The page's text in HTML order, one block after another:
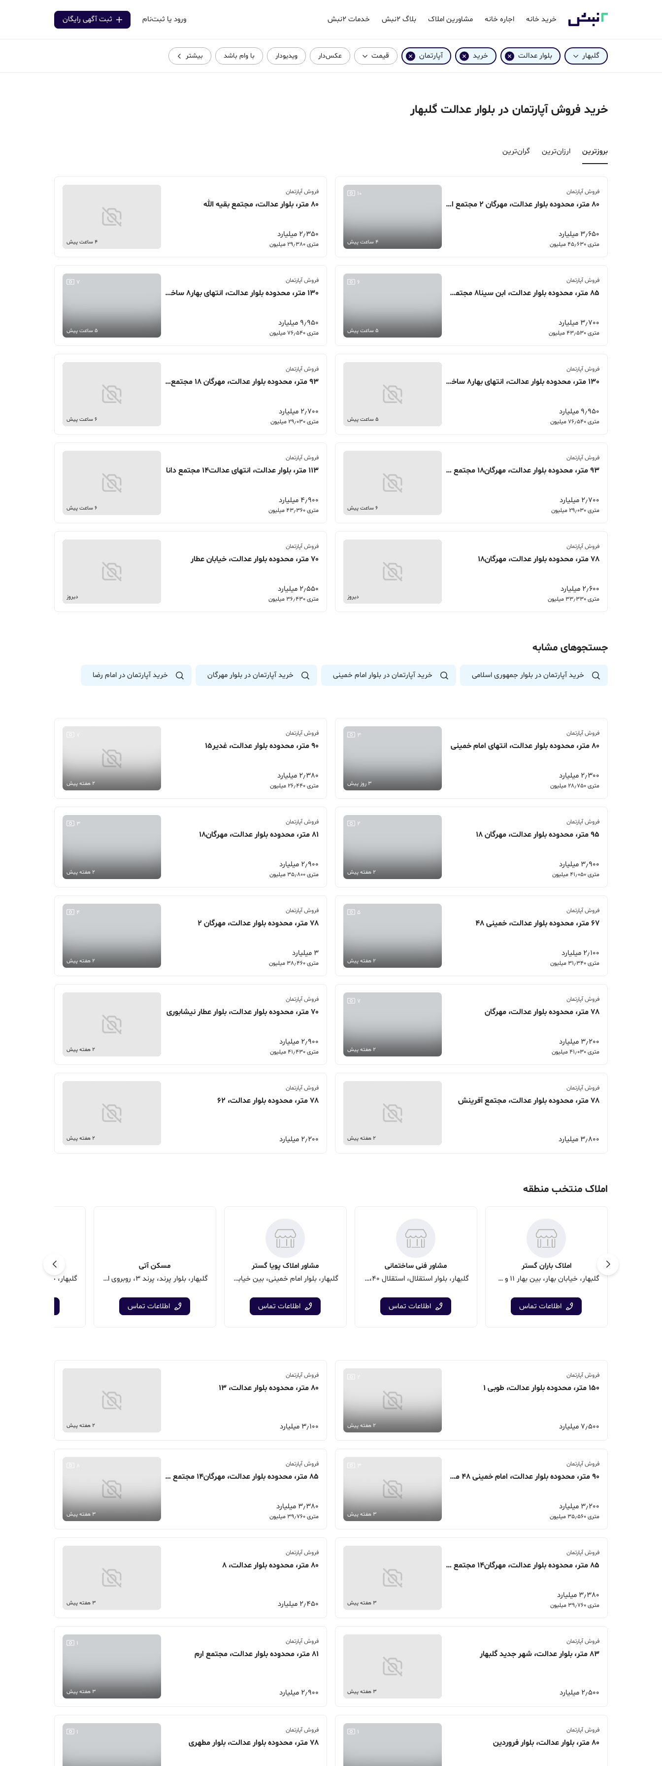
خرید خانه اجاره خانه مشاورین املاک بلاگ ۲نبش خدمات ۲نبش ورود یا ثبت‌نام ثبت آگهی رایگان
گلبهار بلوار عدالت خرید آپارتمان قیمت عکس‌دار ویدیودار با وام باشد بیشتر
خرید فروش آپارتمان در بلوار عدالت گلبهار
بروزترین‌ ارزان‌ترین گران‌ترین
فروش آپارتمان
80 متر، محدوده بلوار عدالت، مهرگان 2 مجتمع افتاب
3٫650 میلیارد
متری 45٫630 میلیون
10
4 ساعت پیش
فروش آپارتمان
80 متر، بلوار عدالت، مجتمع بقیه الله
2٫350 میلیارد
متری 29٫380 میلیون 4 ساعت پیش
فروش آپارتمان
85 متر، محدوده بلوار عدالت، ابن سینا8 مجتمع بهشت
3٫700 میلیارد
متری 43٫530 میلیون
6
5 ساعت پیش
فروش آپارتمان
130 متر، محدوده بلوار عدالت، انتهای بهار8 ساختمان کرامت
9٫950 میلیارد
متری 76٫540 میلیون
7
5 ساعت پیش
فروش آپارتمان
130 متر، محدوده بلوار عدالت، انتهای بهار8 ساختمان کرامت
9٫950 میلیارد
متری 76٫540 میلیون 5 ساعت پیش
فروش آپارتمان
93 متر، محدوده بلوار عدالت، مهرگان 18 مجتمع باران
2٫700 میلیارد
متری 29٫030 میلیون 6 ساعت پیش
فروش آپارتمان
93 متر، محدوده بلوار عدالت، مهرگان18 مجتمع باران
2٫700 میلیارد
متری 29٫030 میلیون 6 ساعت پیش
فروش آپارتمان
113 متر، بلوار عدالت، انتهای عدالت14 مجتمع دانا
4٫900 میلیارد
متری 43٫360 میلیون 6 ساعت پیش
فروش آپارتمان
78 متر، محدوده بلوار عدالت، مهرگان18
2٫600 میلیارد
متری 33٫330 میلیون دیروز
فروش آپارتمان
70 متر، محدوده بلوار عدالت، خیابان عطار
2٫550 میلیارد
متری 36٫430 میلیون دیروز
جستجوهای مشابه
خرید آپارتمان در بلوار جمهوری اسلامی خرید آپارتمان در بلوار امام خمینی خرید آپارتمان در بلوار مهرگان خرید آپارتمان در امام رضا
فروش آپارتمان
80 متر، محدوده بلوار عدالت، انتهای امام خمینی
2٫300 میلیارد
متری 28٫750 میلیون
3
3 روز پیش
فروش آپارتمان
90 متر، محدوده بلوار عدالت، غدیر15
2٫380 میلیارد
متری 26٫440 میلیون
7
2 هفته پیش
فروش آپارتمان
95 متر، محدوده بلوار عدالت، مهرگان 18
3٫900 میلیارد
متری 41٫050 میلیون
2
2 هفته پیش
فروش آپارتمان
81 متر، محدوده بلوار عدالت، مهرگان18
2٫900 میلیارد
متری 35٫800 میلیون
3
2 هفته پیش
فروش آپارتمان
67 متر، محدوده بلوار عدالت، خمینی 48
2٫100 میلیارد
متری 31٫340 میلیون
5
2 هفته پیش
فروش آپارتمان
78 متر، محدوده بلوار عدالت، مهرگان 2
3 میلیارد
متری 38٫460 میلیون
4
2 هفته پیش
فروش آپارتمان
78 متر، محدوده بلوار عدالت، مهرگان
3٫200 میلیارد
متری 41٫030 میلیون
7
2 هفته پیش
فروش آپارتمان
70 متر، محدوده بلوار عدالت، بلوار عطار نیشابوری
2٫900 میلیارد
متری 41٫430 میلیون 2 هفته پیش
فروش آپارتمان
78 متر، محدوده بلوار عدالت، مجتمع آفرینش
3٫800 میلیارد 2 هفته پیش
فروش آپارتمان
78 متر، محدوده بلوار عدالت، 62
2٫200 میلیارد 2 هفته پیش
املاک منتخب منطقه
املاک باران گستر
گلبهار، خیابان بهار، بین بهار 11 و 13، خیابان چهارباغ، پلاک 5
اطلاعات تماس
مشاور فنی ساختمانی
گلبهار، بلوار استقلال، استقلال 40، نبش شریعتی 10
اطلاعات تماس
مشاور املاک پویا گستر
گلبهار، بلوار امام خمینی، بین خیابان امام خمینی 15 و 17
اطلاعات تماس
مسکن آتی
گلبهار، بلوار پرند، پرند 3، روبروی اداره برق
اطلاعات تماس
فروش آپارتمان
150 متر، محدوده بلوار عدالت، طوبی 1
7٫500 میلیارد 2 هفته پیش
فروش آپارتمان
80 متر، محدوده بلوار عدالت، 13
3٫100 میلیارد 2 هفته پیش
فروش آپارتمان
90 متر، محدوده بلوار عدالت، امام خمینی 48 مجتمع فرهیختگان
3٫200 میلیارد
متری 35٫560 میلیون
3
3 هفته پیش
فروش آپارتمان
85 متر، محدوده بلوار عدالت، مهرگان14 مجتمع اراراد
3٫380 میلیارد
متری 39٫760 میلیون
8
3 هفته پیش
فروش آپارتمان
85 متر، محدوده بلوار عدالت، مهرگان14 مجتمع اراراد
3٫380 میلیارد
متری 39٫760 میلیون 3 هفته پیش
فروش آپارتمان
80 متر، محدوده بلوار عدالت، 8
2٫450 میلیارد 3 هفته پیش
فروش آپارتمان
83 متر، بلوار عدالت، شهر جدید گلبهار
2٫500 میلیارد 3 هفته پیش
فروش آپارتمان
81 متر، محدوده بلوار عدالت، مجتمع ارم
2٫900 میلیارد
1
3 هفته پیش
فروش آپارتمان
80 متر، بلوار عدالت، بلوار فروردین
1 فروش آپارتمان
78 متر، محدوده بلوار عدالت، بلوار مطهری
1